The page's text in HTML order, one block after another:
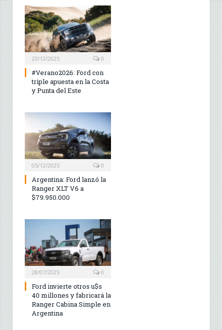
23/12/2025 0
#Verano2026: Ford con
triple apuesta en la Costa
y Punta del Este
05/12/2025 0
Argentina: Ford lanzó la
Ranger XLT V6 a
$79.950.000
28/07/2025 0
Ford invierte otros u$s
40 millones y fabricará la
Ranger Cabina Simple en
Argentina